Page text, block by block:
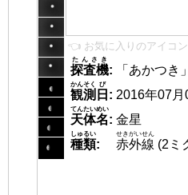
👈 お気に入りのアイコン
探査機
たんさき
:
「あかつき」
観測
かんそく
日
び
: 2016年07
天体名
てんたいめい
: 金星
種類
しゅるい
: 赤外線
せきがいせん
(2ミ